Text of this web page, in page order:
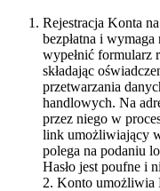
Rejestracja Konta
bezpłatna i
wypełnić formularz
składając
przetwarzania
handlowych. Na
przez niego w
link umożliwiający
polega na podaniu
Hasło jest poufne i
2. Konto umożliwia